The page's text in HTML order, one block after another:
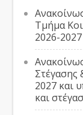
Τμήμα
2026-2027
Στέγασης
2027 και
και